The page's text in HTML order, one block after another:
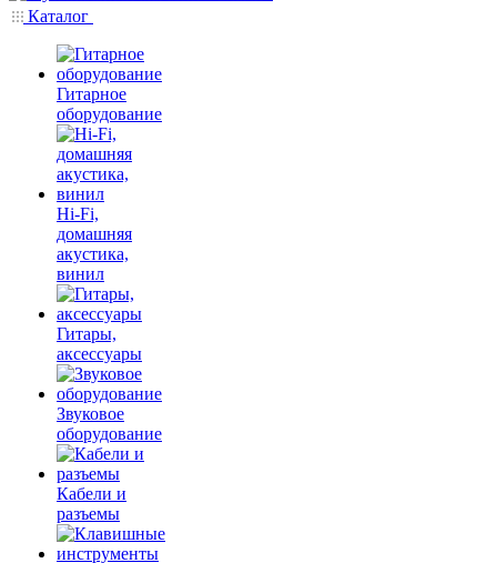
Каталог
Гитарное
оборудование
Hi-Fi,
домашняя
акустика,
винил
Гитары,
аксессуары
Звуковое
оборудование
Кабели и
разъемы